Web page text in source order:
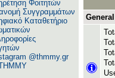
Φοιτητών
Συγγραμμάτων
Καταθετήριο
@thmmy.gr